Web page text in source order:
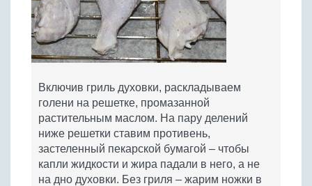
Включив гриль духовки, раскладываем
голени на решетке, промазанной
растительным маслом. На пару делений
ниже решетки ставим противень,
застеленный пекарской бумагой – чтобы
капли жидкости и жира падали в него, а не
на дно духовки. Без гриля – жарим ножки в